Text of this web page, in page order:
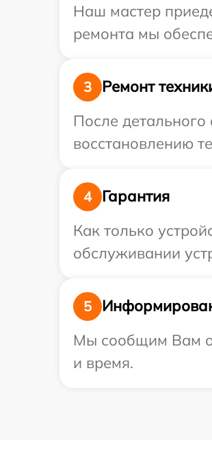
Наш мастер
ремонта мы
3
Ремонт
После
восстановлению
4
Гарантия
Как только
обслуживании
5
Мы сообщим Вам о
и время.